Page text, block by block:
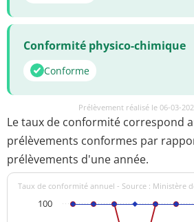
Conformité physico-chimique
Conforme
Prélèvement réalisé le 06-03-
Le taux de conformité correspond
prélèvements conformes par
prélèvements d'une année.
Taux de conformité annuel - Source : Ministère
100